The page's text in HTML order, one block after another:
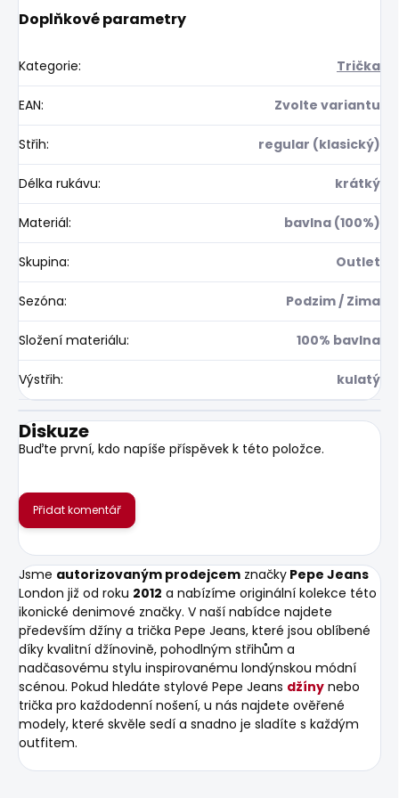
Doplňkové parametry
Kategorie: Trička
EAN: Zvolte variantu
Střih: regular (klasický)
Délka rukávu: krátký
Materiál: bavlna (100%)
Skupina: Outlet
Sezóna: Podzim / Zima
Složení materiálu: 100% bavlna
Výstřih: kulatý
Diskuze
Buďte první, kdo napíše příspěvek k této položce.
Přidat komentář
Jsme autorizovaným prodejcem značky Pepe Jeans
London již od roku 2012 a nabízíme originální kolekce této
ikonické denimové značky. V naší nabídce najdete
především džíny a trička Pepe Jeans, které jsou oblíbené
díky kvalitní džínovině, pohodlným střihům a
nadčasovému stylu inspirovanému londýnskou módní
scénou. Pokud hledáte stylové Pepe Jeans džíny nebo
trička pro každodenní nošení, u nás najdete ověřené
modely, které skvěle sedí a snadno je sladíte s každým
outfitem.